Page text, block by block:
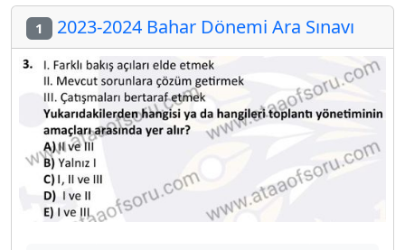
1 2023-2024 Bahar Dönemi Ara Sınavı